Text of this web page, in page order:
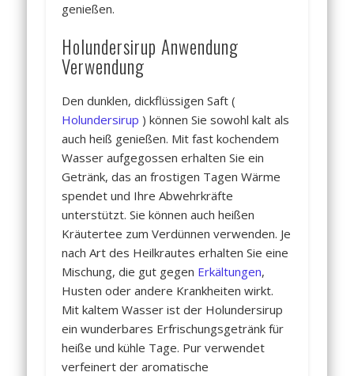
genießen.
Holundersirup Anwendung
Verwendung
Den dunklen, dickflüssigen Saft (
Holundersirup ) können Sie sowohl kalt als
auch heiß genießen. Mit fast kochendem
Wasser aufgegossen erhalten Sie ein
Getränk, das an frostigen Tagen Wärme
spendet und Ihre Abwehrkräfte
unterstützt. Sie können auch heißen
Kräutertee zum Verdünnen verwenden. Je
nach Art des Heilkrautes erhalten Sie eine
Mischung, die gut gegen Erkältungen,
Husten oder andere Krankheiten wirkt.
Mit kaltem Wasser ist der Holundersirup
ein wunderbares Erfrischungsgetränk für
heiße und kühle Tage. Pur verwendet
verfeinert der aromatische